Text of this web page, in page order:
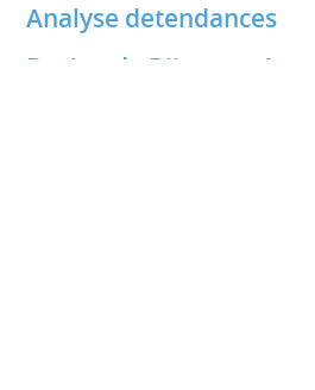
Analyse detendances
Design de Bijoux et